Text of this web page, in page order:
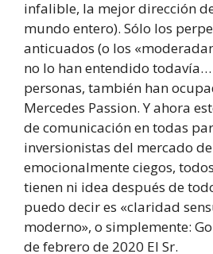
infalible, la mejor dirección
mundo entero). Sólo los
anticuados (o los
no lo han entendido
personas, también han
Mercedes Passion. Y ahora
de comunicación en todas
inversionistas del mercado
emocionalmente ciegos,
tienen ni idea después de
puedo decir es «claridad
moderno», o simplemente:
de febrero de 2020 El Sr.